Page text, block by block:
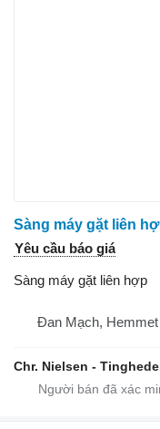
Yêu cầu báo giá
Sàng máy gặt liên hợp
Đan Mạch, Hemmet
Chr. Nielsen -